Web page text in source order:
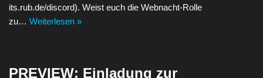
its.rub.de/discord). Weist euch die Webnacht-Rolle
zu… Weiterlesen »
PREVIEW: Einladung zur